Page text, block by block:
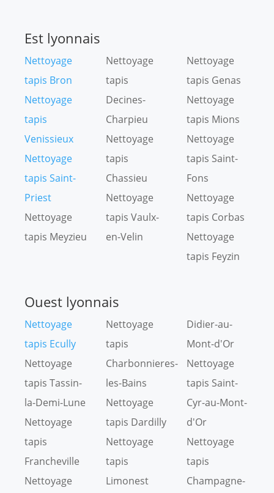
Est lyonnais
Nettoyage
tapis Bron
Nettoyage
tapis
Venissieux
Nettoyage
tapis Saint-
Priest
Nettoyage
tapis Meyzieu
Nettoyage
tapis
Decines-
Charpieu
Nettoyage
tapis
Chassieu
Nettoyage
tapis Vaulx-
en-Velin
Nettoyage
tapis Genas
Nettoyage
tapis Mions
Nettoyage
tapis Saint-
Fons
Nettoyage
tapis Corbas
Nettoyage
tapis Feyzin
Ouest lyonnais
Nettoyage
tapis Ecully
Nettoyage
tapis Tassin-
la-Demi-Lune
Nettoyage
tapis
Francheville
Nettoyage
Nettoyage
tapis
Charbonnieres-
les-Bains
Nettoyage
tapis Dardilly
Nettoyage
tapis
Limonest
Didier-au-
Mont-d'Or
Nettoyage
tapis Saint-
Cyr-au-Mont-
d'Or
Nettoyage
tapis
Champagne-